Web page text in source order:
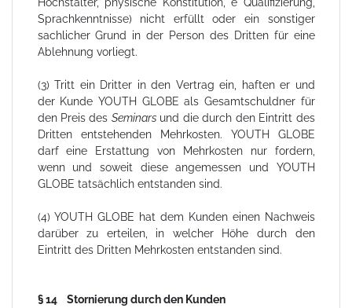
Sprachkenntnisse) nicht erfüllt oder ein sonstiger
sachlicher Grund in der Person des Dritten für eine
Ablehnung vorliegt.
(3) Tritt ein Dritter in den Vertrag ein, haften er und
der Kunde YOUTH GLOBE als Gesamtschuldner für
den Preis des Seminars und die durch den Eintritt des
Dritten entstehenden Mehrkosten. YOUTH GLOBE
darf eine Erstattung von Mehrkosten nur fordern,
wenn und soweit diese angemessen und YOUTH
GLOBE tatsächlich entstanden sind.
(4) YOUTH GLOBE hat dem Kunden einen Nachweis
darüber zu erteilen, in welcher Höhe durch den
Eintritt des Dritten Mehrkosten entstanden sind.
§ 14 Stornierung durch den Kunden